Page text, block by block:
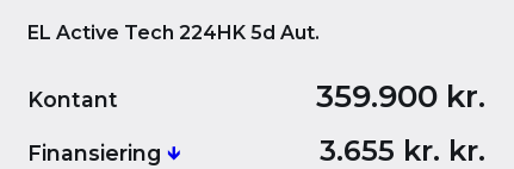
EL Active Tech 224HK 5d Aut.
Kontant 359.900 kr.
Finansiering 🡻 3.655 kr. kr.